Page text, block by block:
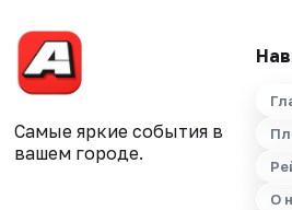
Самые яркие события в
вашем городе.
О